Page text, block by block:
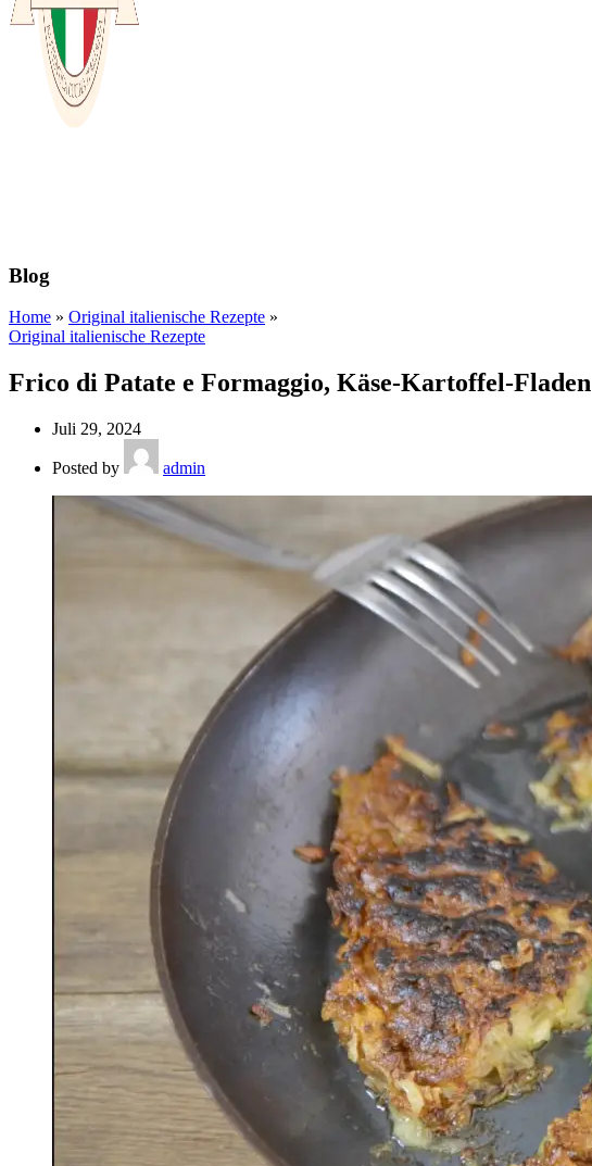
Blog
Home » Original italienische Rezepte »
Original italienische Rezepte
Frico di Patate e Formaggio, Käse-Kartoffel-Fladen
Juli 29, 2024
Posted by admin